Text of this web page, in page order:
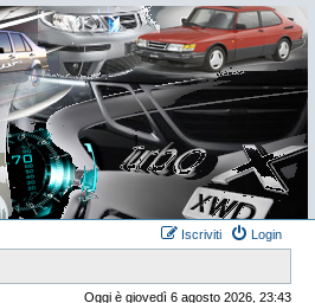
Login
Iscriviti
Oggi è giovedì 6 agosto 2026, 23:43